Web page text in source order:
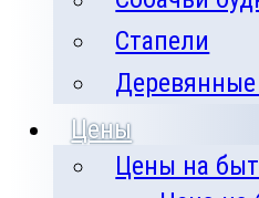
Стапели
Цены
Цены на